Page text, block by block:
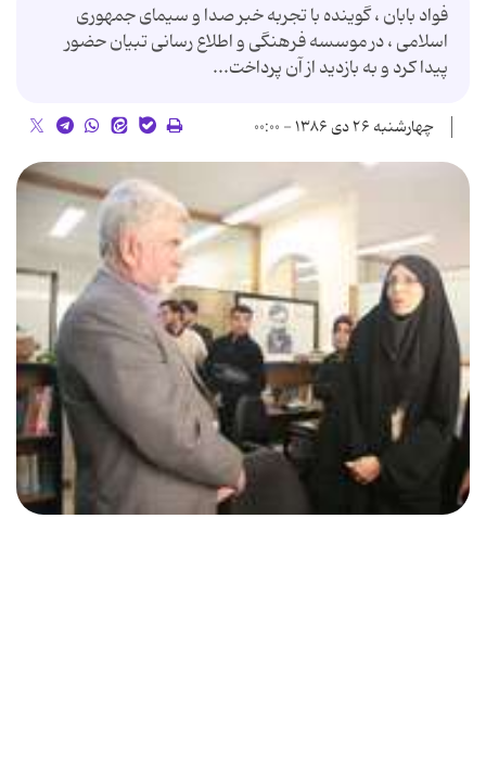
فواد بابان ، گوینده با تجربه خبر صدا و سیمای جمهوری
اسلامی ، در موسسه فرهنگی و اطلاع رسانی تبیان حضور
پیدا کرد و به بازدید از آن پرداخت...
چهارشنبه ۲۶ دی ۱۳۸۶ - ۰۰:۰۰